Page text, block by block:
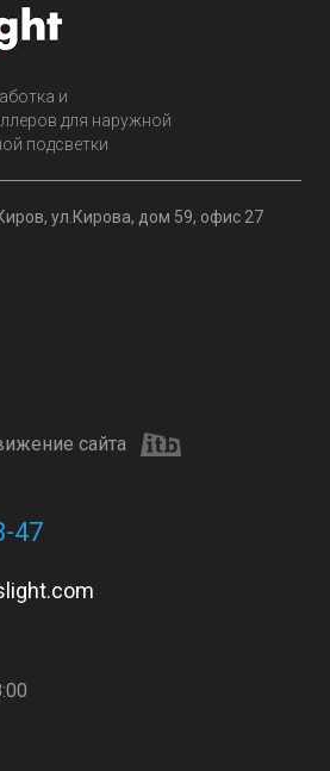
и
для наружной
подсветки
ул.Кирова, дом 59, офис 27
сайта
47